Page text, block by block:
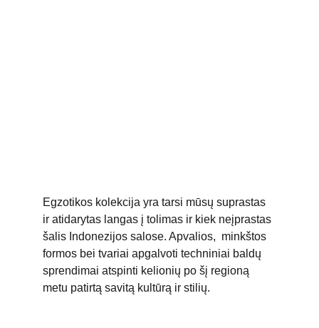
Egzotikos kolekcija yra tarsi mūsų suprastas
ir atidarytas langas į tolimas ir kiek neįprastas
šalis Indonezijos salose. Apvalios,  minkštos
formos bei tvariai apgalvoti techniniai baldų
sprendimai atspinti kelionių po šį regioną
metu patirtą savitą kultūrą ir stilių.